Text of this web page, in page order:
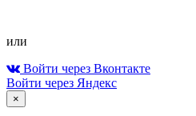
или
Войти через Вконтакте
Войти через Яндекс
×